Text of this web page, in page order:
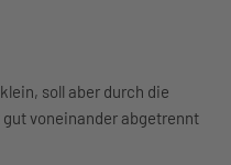
soll aber durch die
voneinander abgetrennt